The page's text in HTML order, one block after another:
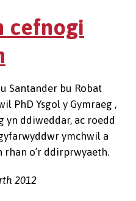
cefnogi
Santander bu Robat
PhD Ysgol y Gymraeg ,
yn ddiweddar, ac roedd
ymchwil a
rhan o’r ddirprwyaeth.
2012